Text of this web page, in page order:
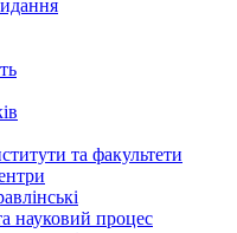
та факультети
науковий процес